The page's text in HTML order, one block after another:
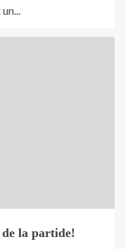
la partide!